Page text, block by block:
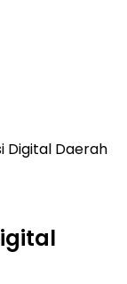
Digital Daerah